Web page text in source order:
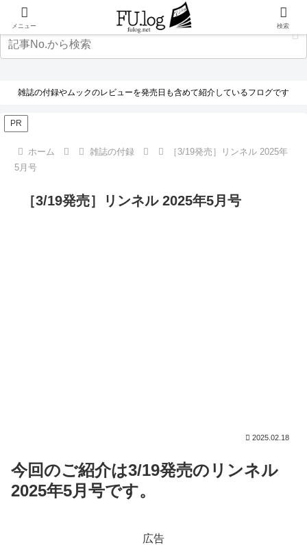
雑誌の付録やムックのレビューを発売日も含めて紹介しているフログです
PR
ホーム 雑誌の付録
［3/19発売］リンネル 2025年
5月号
［3/19発売］リンネル 2025年5月号
2025.02.18
今回のご紹介は3/19発売のリンネル
2025年5月号です。
広告
メニュー 検索